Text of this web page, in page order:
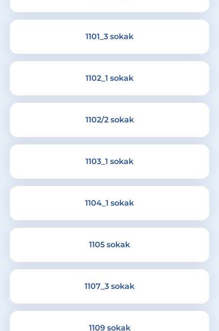
1101_3 sokak
1102_1 sokak
1102/2 sokak
1103_1 sokak
1104_1 sokak
1105 sokak
1107_3 sokak
1109 sokak